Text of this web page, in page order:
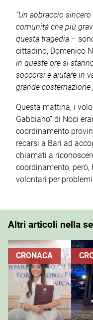
“Un abbraccio
comunità che più
questa tragedia –
cittadino, Domenico
in queste ore si
soccorsi e aiutare in
grande
Questa mattina, i
Gabbiano” di Noci
coordinamento
recarsi a Bari ad
chiamati a
coordinamento,
volontari per
Altri articoli nella
CRONACA